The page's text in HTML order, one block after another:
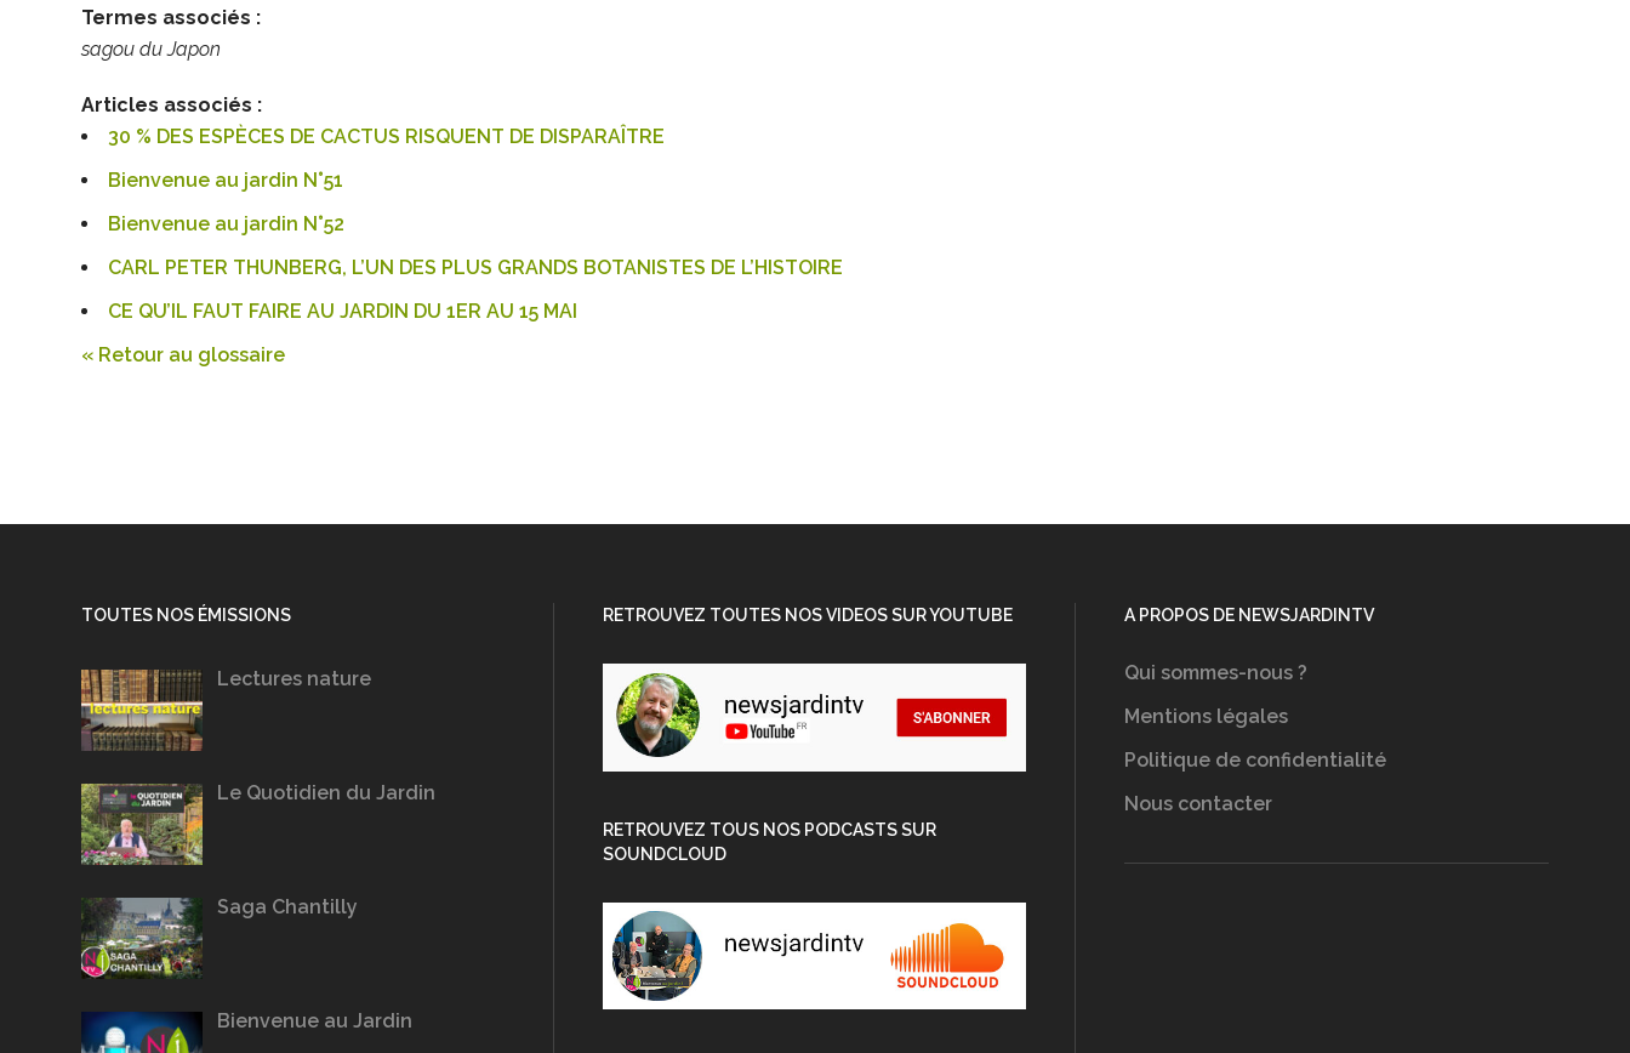
Termes associés :
sagou du Japon
Articles associés :
30 % DES ESPÈCES DE CACTUS RISQUENT DE DISPARAÎTRE
Bienvenue au jardin N°51
Bienvenue au jardin N°52
CARL PETER THUNBERG, L’UN DES PLUS GRANDS BOTANISTES DE L’HISTOIRE
CE QU’IL FAUT FAIRE AU JARDIN DU 1ER AU 15 MAI
« Retour au glossaire
TOUTES NOS ÉMISSIONS
Lectures nature
Le Quotidien du Jardin
Saga Chantilly
Bienvenue au Jardin
RETROUVEZ TOUTES NOS VIDEOS SUR YOUTUBE
RETROUVEZ TOUS NOS PODCASTS SUR
SOUNDCLOUD
A PROPOS DE NEWSJARDINTV
Qui sommes-nous ?
Mentions légales
Politique de confidentialité
Nous contacter